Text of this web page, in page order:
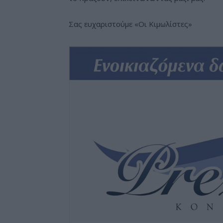
Σας ευχαριστούμε «Οι Κιμωλίστες»